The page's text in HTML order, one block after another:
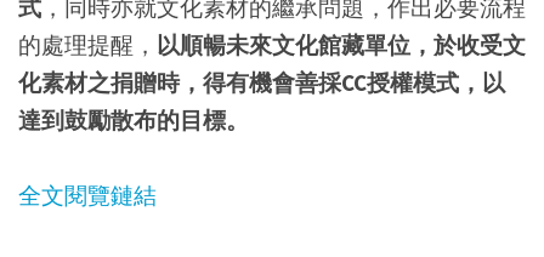
式 ，同時亦就文化素材的繼承問題，作出必要流程
的處理提醒， 以順暢未來文化館藏單位，於收受文
化素材之捐贈時，得有機會善採CC授權模式，以
達到鼓勵散布的目標。
全文閱覽鏈結